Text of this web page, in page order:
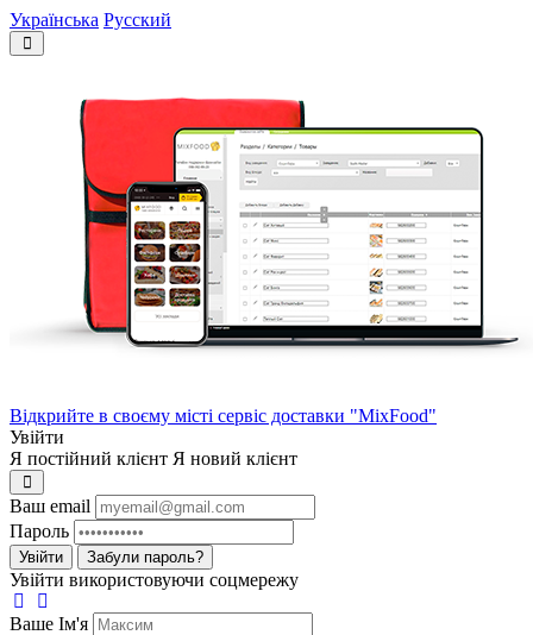
Українська Русский
Відкрийте в своєму місті сервіс доставки "MixFood"
Увійти
Я постійний клієнт Я новий клієнт
Ваш email
Пароль
Увійти Забули пароль?
Увійти використовуючи соцмережу
Ваше Iм'я